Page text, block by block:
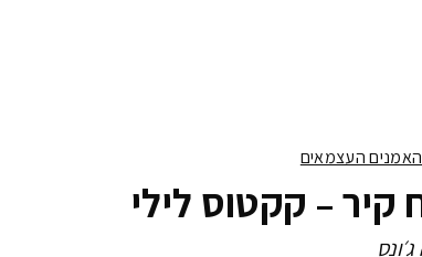
העצמאים
קיר – קקטוס לילי